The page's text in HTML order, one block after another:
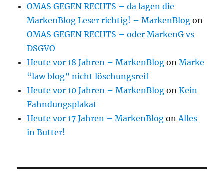
OMAS GEGEN RECHTS – da lagen die
MarkenBlog Leser richtig! – MarkenBlog on
OMAS GEGEN RECHTS – oder MarkenG vs
DSGVO
Heute vor 18 Jahren – MarkenBlog onMarke
“law blog” nicht löschungsreif
Heute vor 10 Jahren – MarkenBlog onKein
Fahndungsplakat
Heute vor 17 Jahren – MarkenBlog onAlles
in Butter!